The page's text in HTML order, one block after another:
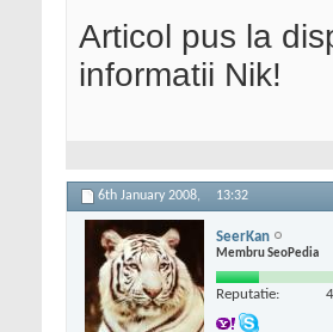
Articol pus la
informatii Nik!
6th January 2008, 13:32
SeerKan
Membru SeoPedia
Reputatie: